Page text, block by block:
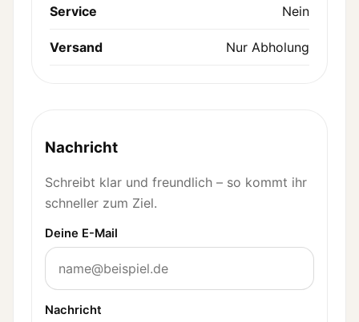
Service Nein
Versand Nur Abholung
Nachricht
Schreibt klar und freundlich – so kommt ihr
schneller zum Ziel.
Deine E-Mail
Nachricht